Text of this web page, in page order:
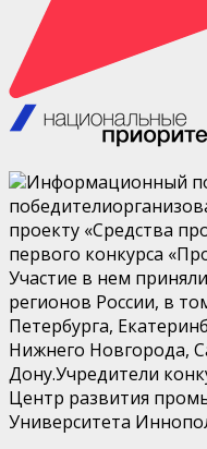
Информационный
победители
проекту «Средства
первого конкурса
Участие в нем
регионов России, в
Петербурга,
Нижнего Новгорода,
Дону.Учредители
Центр развития
Университета